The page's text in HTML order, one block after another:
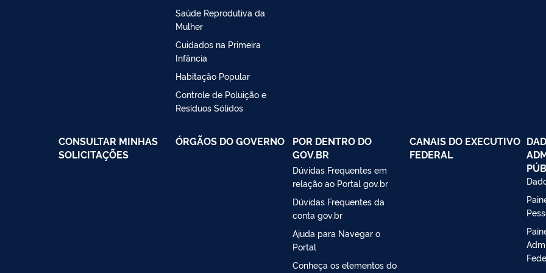
Saúde Reprodutiva da
Mulher
Cuidados na Primeira
Infância
Habitação Popular
Controle de Poluição e
Resíduos Sólidos
CONSULTAR MINHAS
SOLICITAÇÕES
ÓRGÃOS DO GOVERNO
POR DENTRO DO
GOV.BR
Dúvidas Frequentes em
relação ao Portal gov.br
Dúvidas Frequentes da
conta gov.br
Ajuda para Navegar o
Portal
Conheça os elementos do
CANAIS DO EXECUTIVO
FEDERAL